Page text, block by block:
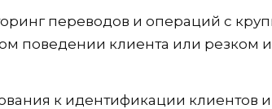
переводов и операций с
поведении клиента или резком
к идентификации клиентов